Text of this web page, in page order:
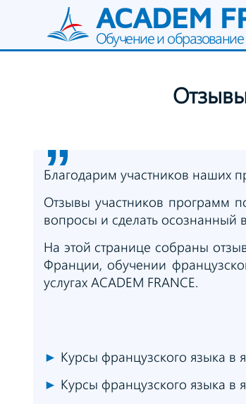
ACADEM
Обучение и
”
Благодарим участников наших
Отзывы участников программ
вопросы и сделать осознанный
На этой странице собраны
Франции, обучении
услугах ACADEM FRANCE.
► Курсы французского языка в
► Курсы французского языка в